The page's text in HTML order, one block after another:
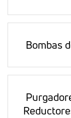
Bombas